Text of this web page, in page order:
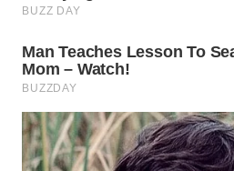
TANI
WAHANA
ADVOKAT
WAHANA